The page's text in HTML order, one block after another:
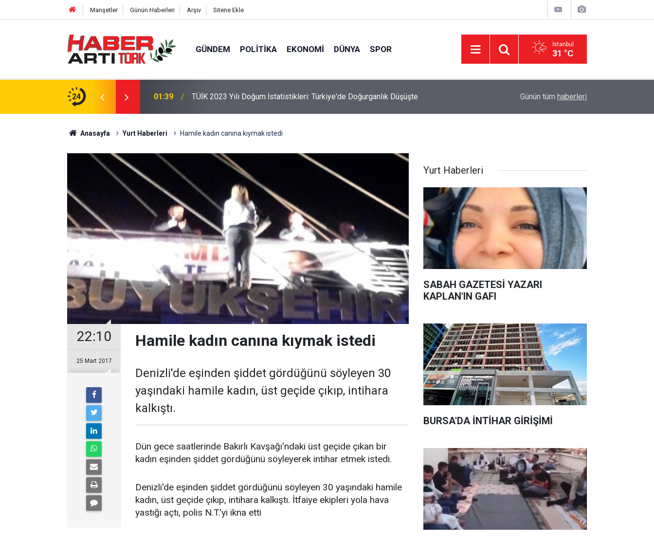
Manşetler Günün Haberleri Arşiv Sitene Ekle
GÜNDEM POLITIKA EKONOMI DÜNYA SPOR İstanbul
31 °C
24
Türkiye'de Doğurganlık Düşüşte 22:47 16 Maddelik Maden Kanunu Teklif Kabul Edildi DEVA Partisi'nde Büyük Kongre Hazırlıkları
Günün tüm haberleri
Anasayfa Yurt Haberleri Hamile kadın canına kıymak istedi
22:10
25 Mart 2017
Hamile kadın canına kıymak istedi
Denizli'de eşinden şiddet gördüğünü söyleyen 30
yaşındaki hamile kadın, üst geçide çıkıp, intihara
kalkıştı.
Dün gece saatlerinde Bakırlı Kavşağı'ndaki üst geçide çıkan bir
kadın eşinden şiddet gördüğünü söyleyerek intihar etmek istedi.
Denizli'de eşinden şiddet gördüğünü söyleyen 30 yaşındaki hamile
kadın, üst geçide çıkıp, intihara kalkıştı. İtfaiye ekipleri yola hava
yastığı açtı, polis N.T.'yi ikna etti
Yurt Haberleri
SABAH GAZETESİ YAZARI
KAPLAN'IN GAFI
BURSA'DA İNTİHAR GİRİŞİMİ